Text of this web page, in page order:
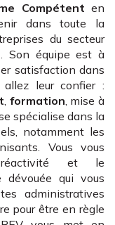
Compétent en
dans toute la
du secteur
Son équipe est à
satisfaction dans
leur confier :
, formation, mise à
spécialise dans la
notamment les
Vous vous
et le
dévouée qui vous
administratives
pour être en règle